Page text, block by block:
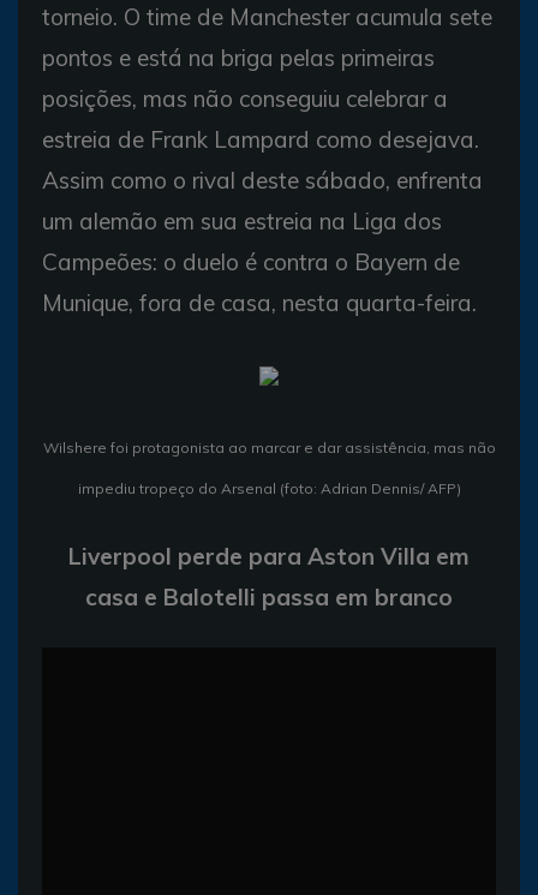
torneio. O time de Manchester acumula sete
pontos e está na briga pelas primeiras
posições, mas não conseguiu celebrar a
estreia de Frank Lampard como desejava.
Assim como o rival deste sábado, enfrenta
um alemão em sua estreia na Liga dos
Campeões: o duelo é contra o Bayern de
Munique, fora de casa, nesta quarta-feira.
Wilshere foi protagonista ao marcar e dar assistência, mas não
impediu tropeço do Arsenal (foto: Adrian Dennis/ AFP)
Liverpool perde para Aston Villa em
casa e Balotelli passa em branco